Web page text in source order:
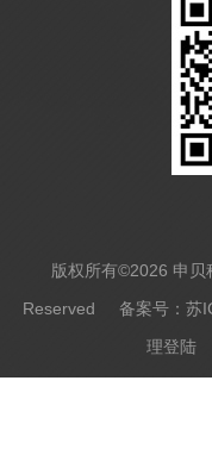
版权所有©2026 申贝
Reserved备案号：苏
理登陆